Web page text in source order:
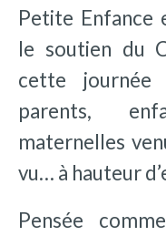
Petite Enfance
le soutien du
cette
parents,
maternelles
vu… à hauteur
Pensée